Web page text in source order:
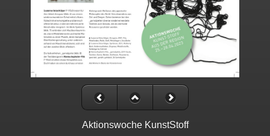
Aktionswoche KunstStoff